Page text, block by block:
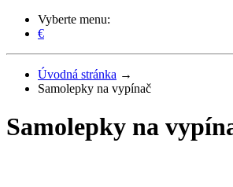
Vyberte menu:
€
Úvodná stránka →
Samolepky na vypínač
Samolepky na